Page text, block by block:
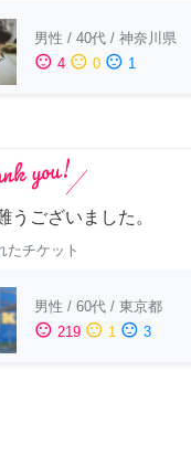
男性 / 40代 / 神奈川県
sentiment_satisfied 4 sentiment_neutral 0 sentiment_dissatisfied 1
うございました。
たチケット
男性 / 60代 / 東京都
sentiment_satisfied 219 sentiment_neutral 1 sentiment_dissatisfied 3